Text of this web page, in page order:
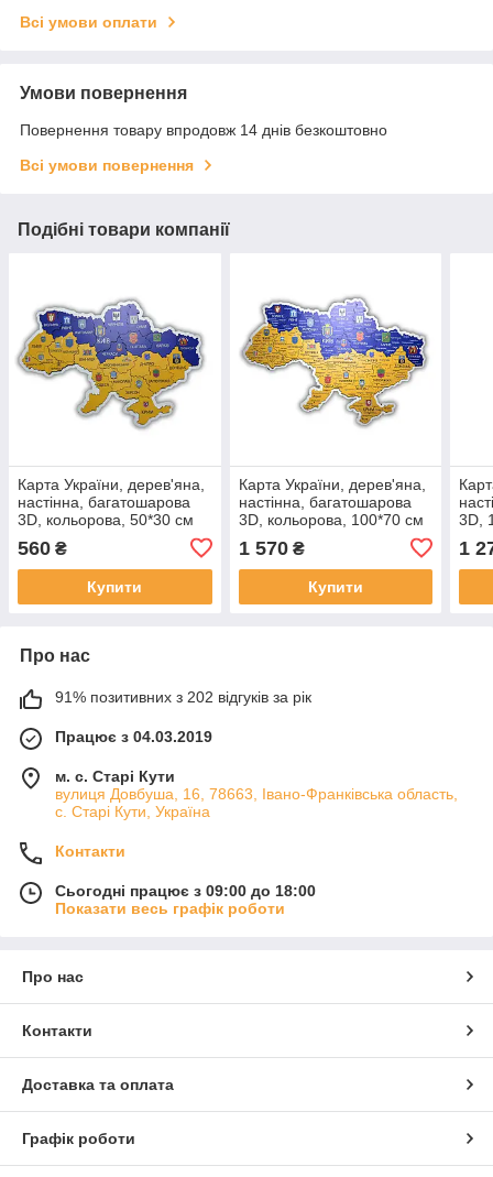
Всі умови оплати
Умови повернення
Повернення товару впродовж 14 днів безкоштовно
Всі умови повернення
Подібні товари компанії
Карта України, дерев'яна,
настінна, багатошарова
3D, кольорова, 50*30 см
560 ₴
Купити
Карта України, дерев'яна,
настінна, багатошарова
3D, кольорова, 100*70 см
1 570₴
Купити
3D,
1
Про нас
91% позитивних з 202 відгуків за рік
Працює з 04.03.2019
м. с. Старі Кути
вулиця Довбуша, 16, 78663, Івано-Франківська область,
с. Старі Кути, Україна
Контакти
Сьогодні працює з 09:00 до 18:00
Показати весь графік роботи
Про нас
Контакти
Доставка та оплата
Графік роботи